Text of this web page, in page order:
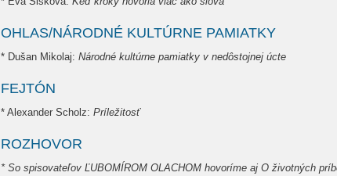
OHLAS/NÁRODNÉ KULTÚRNE PAMIATKY
* Dušan Mikolaj: Národné kultúrne pamiatky v nedôstojnej úcte
FEJTÓN
* Alexander Scholz: Príležitosť
ROZHOVOR
* So spisovateľov ĽUBOMÍROM OLACHOM hovoríme aj O životných